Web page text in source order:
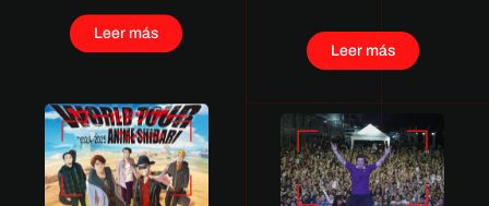
Leer más
Leer más